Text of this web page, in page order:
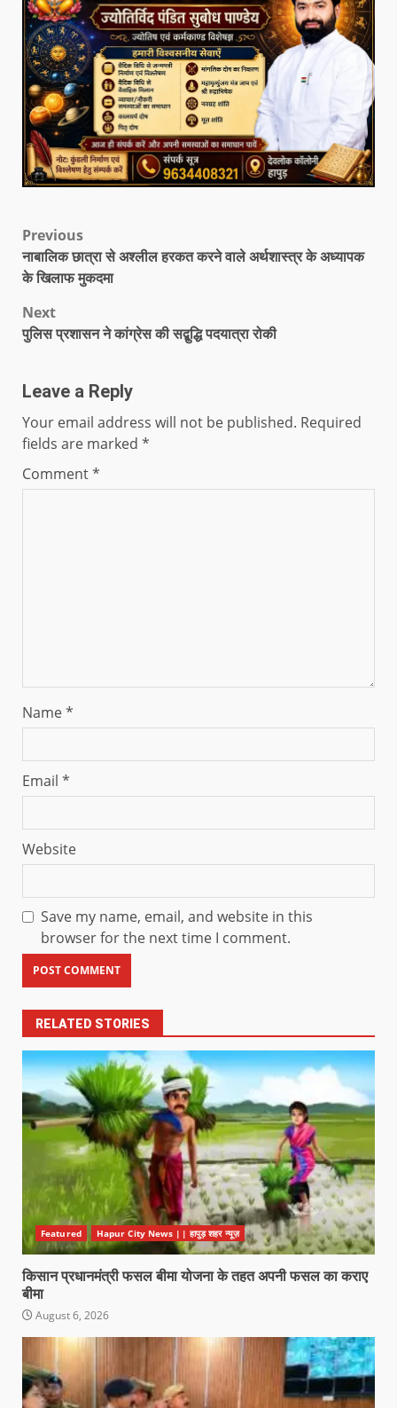
Previous
नाबालिक छात्रा से अश्लील हरकत करने वाले अर्थशास्त्र के अध्यापक
के खिलाफ मुकदमा
Next
पुलिस प्रशासन ने कांग्रेस की सद्बुद्धि पदयात्रा रोकी
Leave a Reply
Your email address will not be published. Required
fields are marked *
Comment*
Name*
Email *
Website
Save my name, email, and website in this
browser for the next time I comment.
RELATED STORIES
Featured Hapur City News || हापुड़ शहर न्यूज़
किसान प्रधानमंत्री फसल बीमा योजना के तहत अपनी फसल का कराए
बीमा
August 6, 2026